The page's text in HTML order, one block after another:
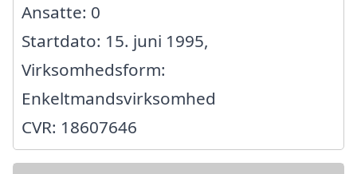
Ansatte: 0
Startdato: 15. juni 1995,
Virksomhedsform:
Enkeltmandsvirksomhed
CVR: 18607646